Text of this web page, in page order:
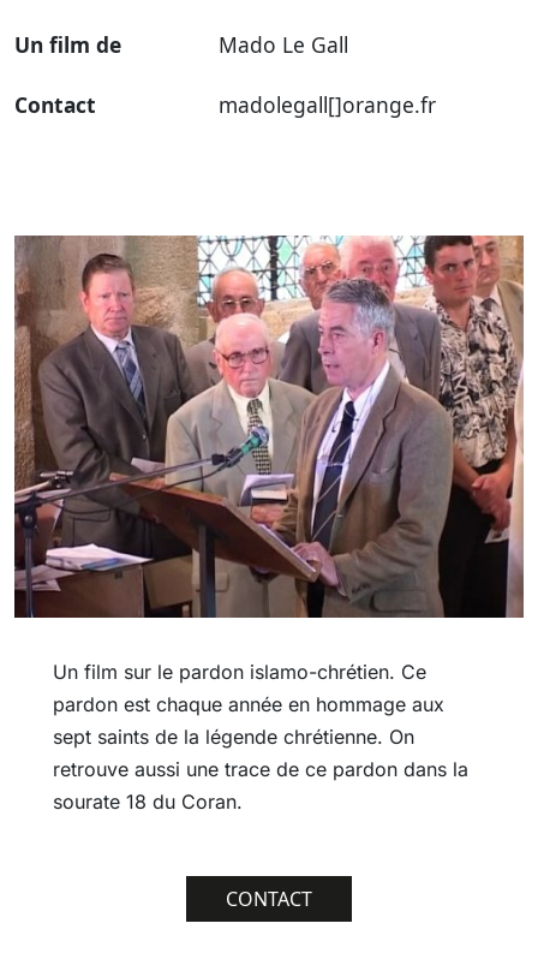
Un film de Mado Le Gall
Contact madolegall[]orange.fr
Un film sur le pardon islamo-chrétien. Ce
pardon est chaque année en hommage aux
sept saints de la légende chrétienne. On
retrouve aussi une trace de ce pardon dans la
sourate 18 du Coran.
CONTACT